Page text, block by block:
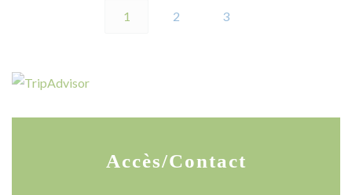
1 2 3
Accès/Contact